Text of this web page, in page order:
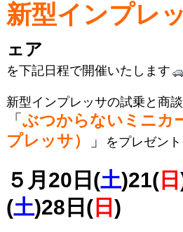
新型インプレ
ェア
を下記日程で開催いたします
新型インプレッサの試乗と商
「 ぶつからないミニカ
プレッサ）
」 をプレゼント
５月20日(土)21(日
(土)28日(日 )